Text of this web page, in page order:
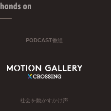
on
PODCAST番組
社会を動かすかけ声